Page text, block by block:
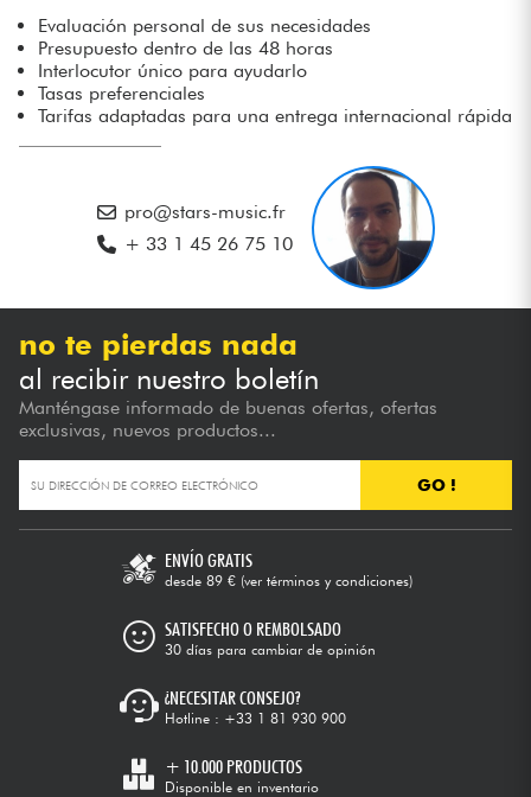
Niños
Cables & Acces.
Bundle
Ver nuestras marcas
Evaluación personal de sus necesidades
Presupuesto dentro de las 48 horas
Interlocutor único para ayudarlo
Tasas preferenciales
Tarifas adaptadas para una entrega internacional rápida
pro@stars-music.fr
+ 33 1 45 26 75 10
no te pierdas nada
al recibir nuestro boletín
Manténgase informado de buenas ofertas, ofertas
exclusivas, nuevos productos...
GO !
ENVÍO GRATIS
desde 89 € (ver términos y condiciones)
SATISFECHO O REMBOLSADO
30 días para cambiar de opinión
¿NECESITAR CONSEJO?
Hotline : +33 1 81 930 900
+ 10.000 PRODUCTOS
Disponible en inventario